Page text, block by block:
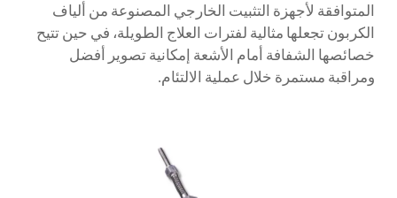
المتوافقة لأجهزة التثبيت الخارجي المصنوعة من ألياف
الكربون تجعلها مثالية لفترات العلاج الطويلة، في حين تتيح
خصائصها الشفافة أمام الأشعة إمكانية تصوير أفضل
ومراقبة مستمرة خلال عملية الالتئام.